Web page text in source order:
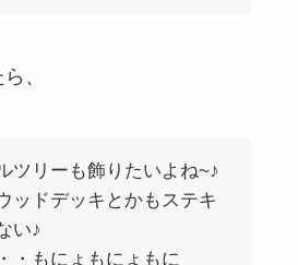
、
ツリーも飾りたいよね~♪
ッドデッキとかもステキ
い♪
・もにょもにょもに